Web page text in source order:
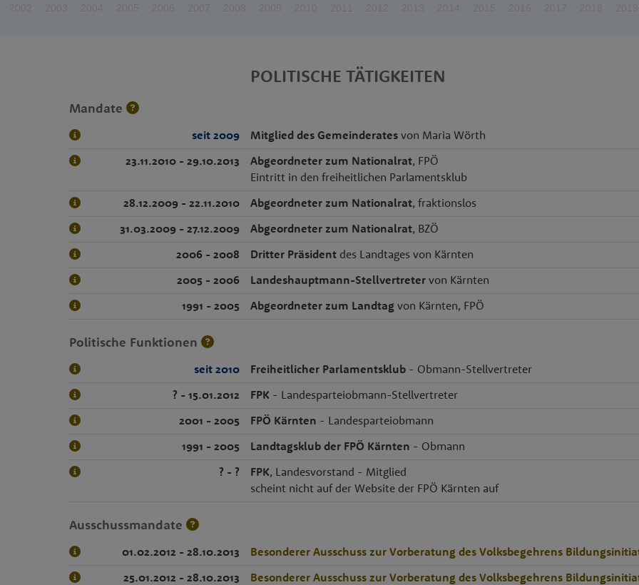
POLITISCHE TÄTIGKEITEN
Mandate
seit 2009 Mitglied des Gemeinderates von Maria Wörth
23.11.2010 - 29.10.2013
Abgeordneter zum Nationalrat, FPÖ
Eintritt in den freiheitlichen Parlamentsklub
28.12.2009 - 22.11.2010
Abgeordneter zum Nationalrat, fraktionslos
31.03.2009 - 27.12.2009
Abgeordneter zum Nationalrat, BZÖ
2006 - 2008
Dritter Präsident des Landtages von Kärnten
2005 - 2006
Landeshauptmann-Stellvertreter von Kärnten
1991 - 2005
Abgeordneter zum Landtag von Kärnten, FPÖ
Politische Funktionen
seit 2010 Freiheitlicher Parlamentsklub - Obmann-Stellvertreter
? - 15.01.2012
FPK - Landesparteiobmann-Stellvertreter
2001 - 2005
FPÖ Kärnten - Landesparteiobmann
1991 - 2005
Landtagsklub der FPÖ Kärnten - Obmann
? - ?
FPK, Landesvorstand - Mitglied
scheint nicht auf der Website der FPÖ Kärnten auf
Ausschussmandate
01.02.2012 - 28.10.2013 Besonderer Ausschuss zur Vorberatung des Volksbegehrens
25.01.2012 - 28.10.2013
Besonderer Ausschuss zur Vorberatung des Volksbegehrens